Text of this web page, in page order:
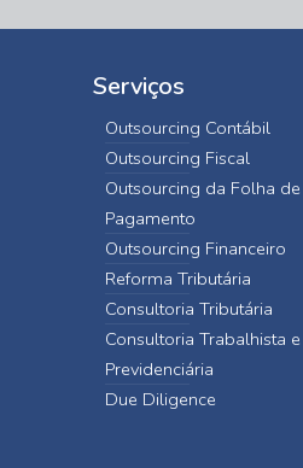
Serviços
Outsourcing Contábil
Outsourcing Fiscal
Outsourcing da Folha de
Pagamento
Outsourcing Financeiro
Reforma Tributária
Consultoria Tributária
Consultoria Trabalhista e
Previdenciária
Due Diligence